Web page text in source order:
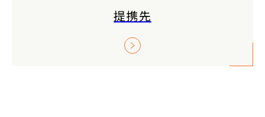
提携先